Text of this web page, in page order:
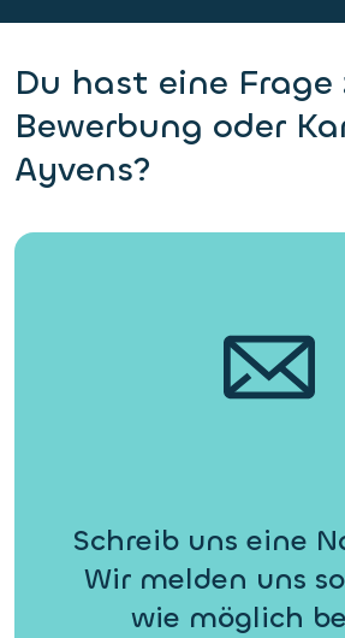
Du hast eine Frage
Bewerbung oder
Ayvens?
Schreib uns eine
Wir melden uns
wie möglich